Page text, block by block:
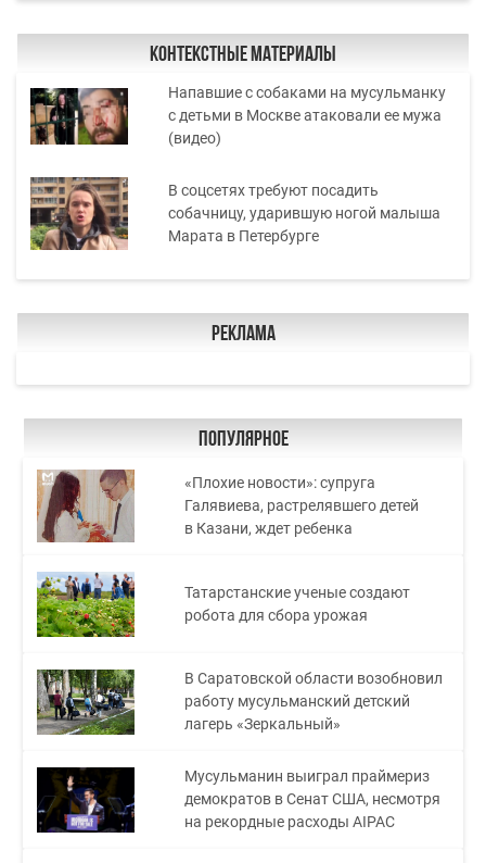
Контекстные материалы
Напавшие с собаками на мусульманку
с детьми в Москве атаковали ее мужа
(видео)
В соцсетях требуют посадить
собачницу, ударившую ногой малыша
Марата в Петербурге
Реклама
Популярное
«Плохие новости»: супруга
Галявиева, растрелявшего детей
в Казани, ждет ребенка
Татарстанские ученые создают
робота для сбора урожая
В Саратовской области возобновил
работу мусульманский детский
лагерь «Зеркальный»
Мусульманин выиграл праймериз
демократов в Сенат США, несмотря
на рекордные расходы AIPAC